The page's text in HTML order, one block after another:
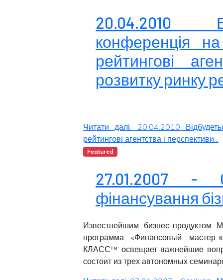
20.04.2010
конференція
рейтингові
розвитку ринку
Читати далі: 20.04.2010
рейтингові агентства і перспективи...
Featured
27.01.2007 -
фінансування
Известнейшим бизнес-
программа «Финансовый
КЛАСС™ освещает важнейшие
состоит из трех автономных